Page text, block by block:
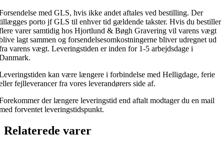
med GLS, hvis ikke andet aftales ved bestilling. Der
porto jf GLS til enhver tid gældende takster. Hvis du bestiller
varer samtidig hos Hjortlund & Bøgh Gravering vil varens vægt
lagt sammen og forsendelsesomkostningerne bliver udregnet ud
varens vægt. Leveringstiden er inden for 1-5 arbejdsdage i
kan være længere i forbindelse med Helligdage, ferie
fejlleverancer fra vores leverandørers side af.
der længere leveringstid end aftalt modtager du en mail
forventet leveringstidspunkt.
Relaterede varer